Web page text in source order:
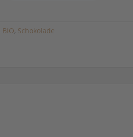
BIO, Schokolade